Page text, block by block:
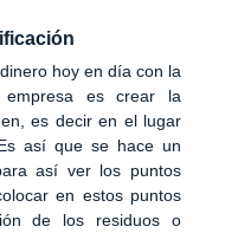
hoy en día con la
es crear la
es decir en el lugar
así que se hace un
así ver los puntos
en estos puntos
de los residuos o